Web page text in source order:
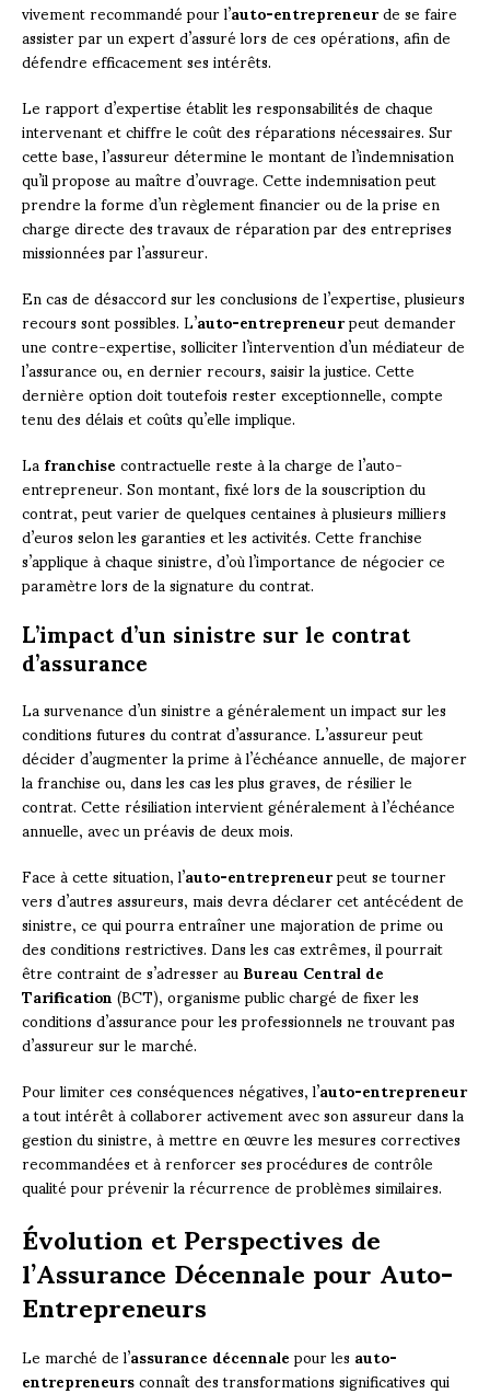
vivement recommandé pour l’auto-entrepreneurde se faire
assister par un expert d’assuré lors de ces opérations, afin de
défendre efficacement ses intérêts.
Le rapport d’expertise établit les responsabilités de chaque
intervenant et chiffre le coût des réparations nécessaires. Sur
cette base, l’assureur détermine le montant de l’indemnisation
qu’il propose au maître d’ouvrage. Cette indemnisation peut
prendre la forme d’un règlement financier ou de la prise en
charge directe des travaux de réparation par des entreprises
missionnées par l’assureur.
En cas de désaccord sur les conclusions de l’expertise, plusieurs
recours sont possibles. L’auto-entrepreneurpeut demander
une contre-expertise, solliciter l’intervention d’un médiateur de
l’assurance ou, en dernier recours, saisir la justice. Cette
dernière option doit toutefois rester exceptionnelle, compte
tenu des délais et coûts qu’elle implique.
Lafranchisecontractuelle reste à la charge de l’auto-
entrepreneur. Son montant, fixé lors de la souscription du
contrat, peut varier de quelques centaines à plusieurs milliers
d’euros selon les garanties et les activités. Cette franchise
s’applique à chaque sinistre, d’où l’importance de négocier ce
paramètre lors de la signature du contrat.
L’impact d’un sinistre sur le contrat
d’assurance
La survenance d’un sinistre a généralement un impact sur les
conditions futures du contrat d’assurance. L’assureur peut
décider d’augmenter la prime à l’échéance annuelle, de majorer
la franchise ou, dans les cas les plus graves, de résilier le
contrat. Cette résiliation intervient généralement à l’échéance
annuelle, avec un préavis de deux mois.
Face à cette situation, l’auto-entrepreneurpeut se tourner
vers d’autres assureurs, mais devra déclarer cet antécédent de
sinistre, ce qui pourra entraîner une majoration de prime ou
des conditions restrictives. Dans les cas extrêmes, il pourrait
être contraint de s’adresser auBureau Central de
Tarification(BCT), organisme public chargé de fixer les
conditions d’assurance pour les professionnels ne trouvant pas
d’assureur sur le marché.
Pour limiter ces conséquences négatives, l’auto-entrepreneur
a tout intérêt à collaborer activement avec son assureur dans la
gestion du sinistre, à mettre en œuvre les mesures correctives
recommandées et à renforcer ses procédures de contrôle
qualité pour prévenir la récurrence de problèmes similaires.
Évolution et Perspectives de
l’Assurance Décennale pour Auto-
Entrepreneurs
Le marché de l’assurance décennalepour lesauto-
entrepreneursconnaît des transformations significatives qui